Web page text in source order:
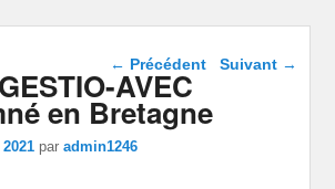
Navigation dans les
← Précédent Suivant →
AVEC
en Bretagne
paradmin1246